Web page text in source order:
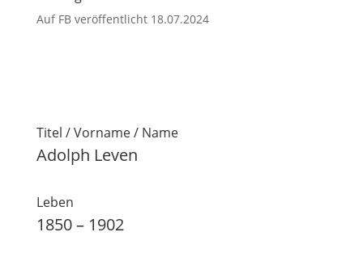
Auf FB veröffentlicht 18.07.2024
Titel / Vorname / Name
Adolph Leven
Leben
1850 – 1902